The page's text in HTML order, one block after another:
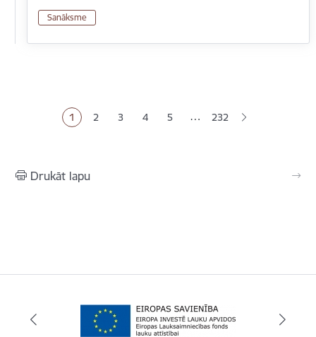
Sanāksme
Pašreizējā lapa
1 Lapa
2 Lapa
3 Lapa
4 Lapa
5 … 232
Drukāt lapu